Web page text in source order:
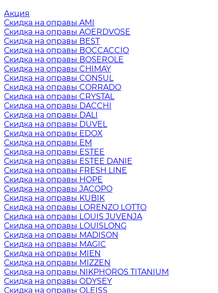
Акция
Скидка на оправы AMI
Скидка на оправы AOERDVOSE
Скидка на оправы BEST
Скидка на оправы BOCCACCIO
Скидка на оправы BOSEROLE
Скидка на оправы CHIMAY
Скидка на оправы CONSUL
Скидка на оправы CORRADO
Скидка на оправы CRYSTAL
Скидка на оправы DACCHI
Скидка на оправы DALI
Скидка на оправы DUVEL
Скидка на оправы EDOX
Скидка на оправы EM
Скидка на оправы ESTEE
Скидка на оправы ESTEE DANIE
Скидка на оправы FRESH LINE
Скидка на оправы HOPE
Скидка на оправы JACOPO
Скидка на оправы KUBIK
Скидка на оправы LORENZO LOTTO
Скидка на оправы LOUIS JUVENJA
Скидка на оправы LOUISLONG
Скидка на оправы MADISON
Скидка на оправы MAGIC
Скидка на оправы MIEN
Скидка на оправы MIZZEN
Скидка на оправы NIKPHOROS TITANIUM
Скидка на оправы ODYSEY
Скидка на оправы OLEISS